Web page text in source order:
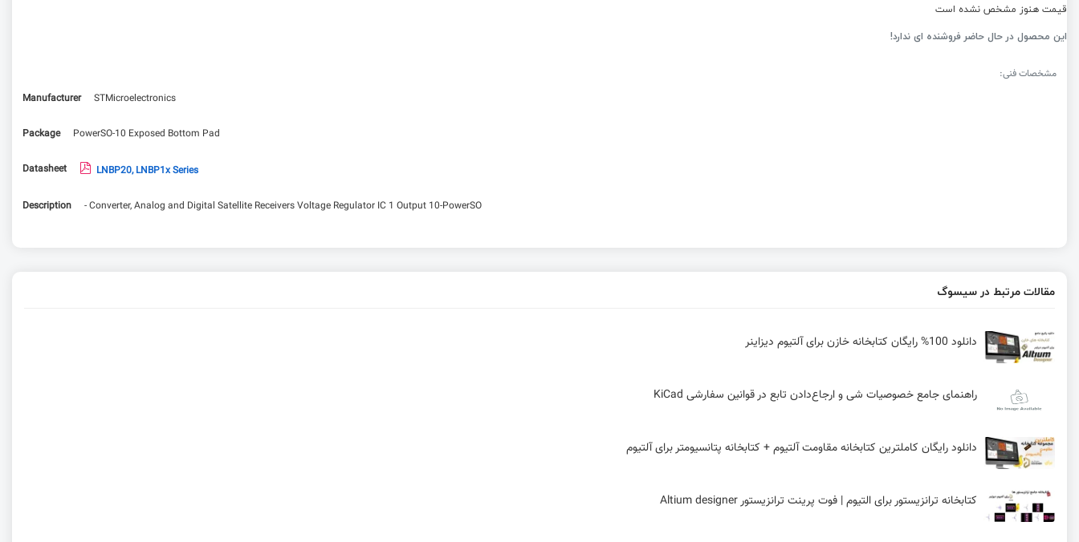
قیمت هنوز مشخص نشده است
این محصول در حال حاضر فروشنده ای ندارد!
مشخصات فنی:
Manufacturer
STMicroelectronics
Package PowerSO-10 Exposed Bottom Pad
Datasheet LNBP20, LNBP1x Series
Description - Converter, Analog and Digital Satellite Receivers Voltage Regulator IC 1 Output 10-PowerSO
مقالات مرتبط در سیسوگ
دانلود 100% رایگان کتابخانه خازن برای آلتیوم دیزاینر
راهنمای جامع خصوصیات شی و ارجاع‌دادن تابع در قوانین سفارشی KiCad
دانلود رایگان کاملترین کتابخانه مقاومت آلتیوم + کتابخانه پتانسیومتر برای آلتیوم
کتابخانه ترانزیستور برای التیوم | فوت پرینت ترانزیستور Altium designer